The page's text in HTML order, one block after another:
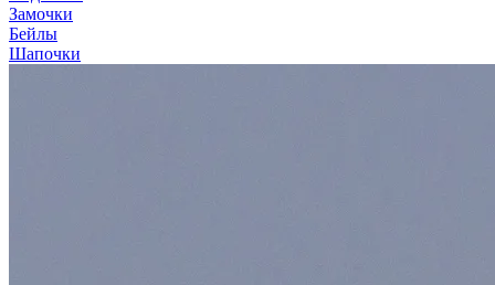
Замочки
Бейлы
Шапочки